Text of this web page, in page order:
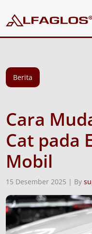
Berita
Cara
Cat pada
Mobil
15 Desember 2025 | By